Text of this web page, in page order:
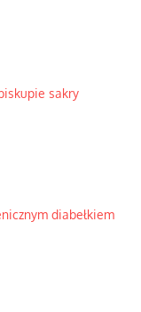
sakry
diabełkiem